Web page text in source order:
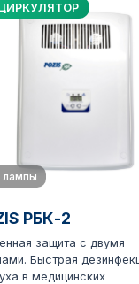
лампы
РБК-2
защита с двумя
Быстрая
в медицинских